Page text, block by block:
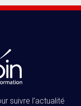
suivre l’actualité